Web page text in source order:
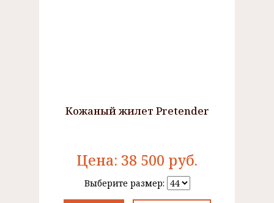
Кожаный жилет Pretender
Цена: 38 500 руб.
Выберите размер: